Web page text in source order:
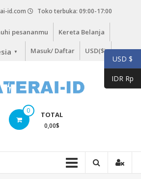
id.com Toko terbuka: 09:00-17:00
pesananmu Kereta Belanja
▼ Masuk/ Daftar USD($)
0 TOTAL
0,00$
USD $
IDR Rp